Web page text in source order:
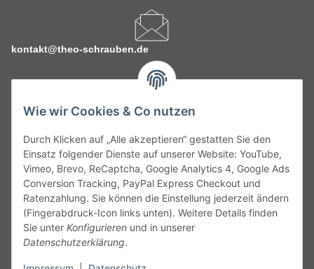
Wie wir Cookies & Co nutzen
Durch Klicken auf „Alle akzeptieren“ gestatten Sie den
Einsatz folgender Dienste auf unserer Website: YouTube,
Vimeo, Brevo, ReCaptcha, Google Analytics 4, Google Ads
Conversion Tracking, PayPal Express Checkout und
Ratenzahlung. Sie können die Einstellung jederzeit ändern
(Fingerabdruck-Icon links unten). Weitere Details finden
Sie unter Konfigurieren und in unserer
Datenschutzerklärung.
kontakt@theo-schrauben.de
Service
Gesetzliche Informationen
Alle technischen Angaben ohne Gewähr. Irrtümer und fehlerhafte
Angaben vorbehalten. Wenn Sie Datenblätter oder spezielle